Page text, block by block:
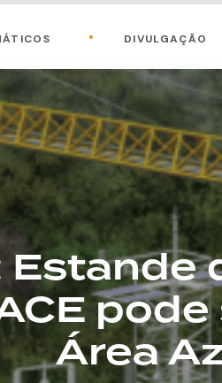
DIVULGAÇÃO
Estande
Área